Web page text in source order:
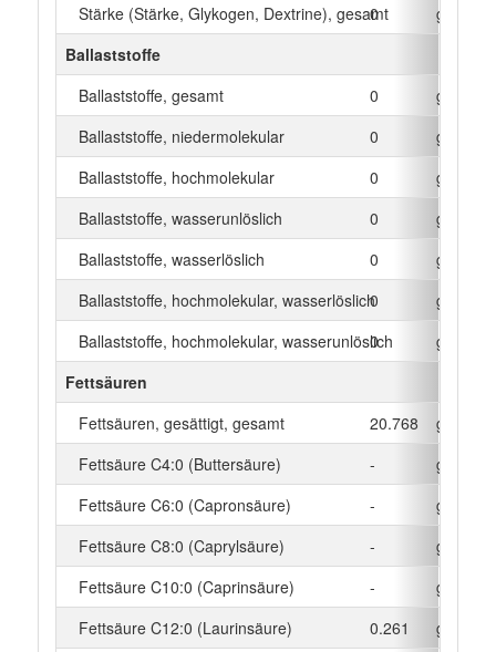
Stärke (Stärke, Glykogen, Dextrine), gesamt
0
g
Ballaststoffe
Ballaststoffe, gesamt
0
g
Ballaststoffe, niedermolekular
0
g
Ballaststoffe, hochmolekular
0
g
Ballaststoffe, wasserunlöslich
0
g
Ballaststoffe, wasserlöslich
0
g
Ballaststoffe, hochmolekular, wasserlöslich0
g
Ballaststoffe, hochmolekular, wasserunlöslich
0
g
Fettsäuren
Fettsäuren, gesättigt, gesamt
20.768
g
Fettsäure C4:0 (Buttersäure)
-
g
Fettsäure C6:0 (Capronsäure)
-
g
Fettsäure C8:0 (Caprylsäure)
-
g
Fettsäure C10:0 (Caprinsäure)
-
g
Fettsäure C12:0 (Laurinsäure)
0.261
g